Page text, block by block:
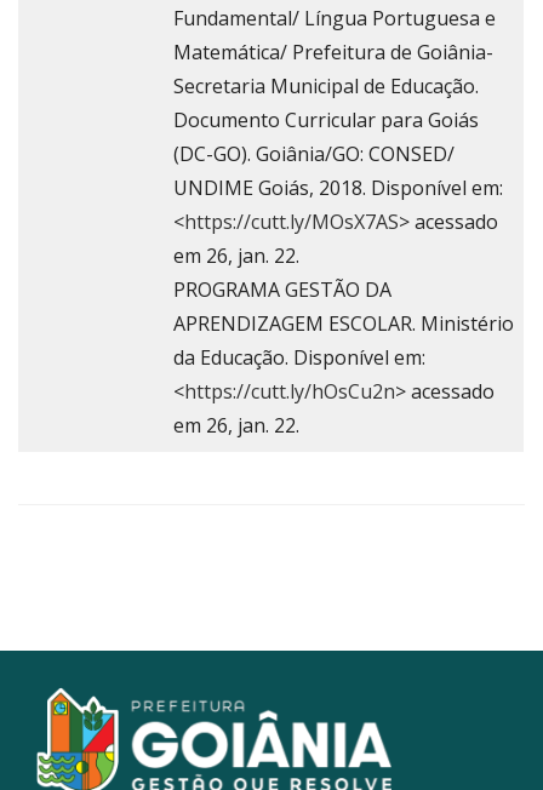
Fundamental/ Língua Portuguesa e
Matemática/ Prefeitura de Goiânia-
Secretaria Municipal de Educação.
Documento Curricular para Goiás
(DC-GO). Goiânia/GO: CONSED/
UNDIME Goiás, 2018. Disponível em:
<https://cutt.ly/MOsX7AS> acessado
em 26, jan. 22.
PROGRAMA GESTÃO DA
APRENDIZAGEM ESCOLAR. Ministério
da Educação. Disponível em:
<https://cutt.ly/hOsCu2n> acessado
em 26, jan. 22.